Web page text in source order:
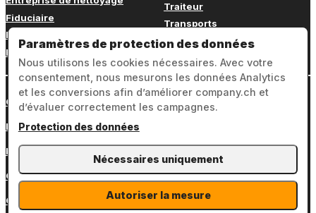
Fiduciaire
Fitness
Formation continue
Traiteur
Transports
Vétérinaire
Connexion
Mentions légales
Protection des données
CGV
Contact
Paramètres de protection des données
Nous utilisons les cookies nécessaires. Avec votre
consentement, nous mesurons les données Analytics
et les conversions afin d’améliorer company.ch et
d’évaluer correctement les campagnes.
Protection des données
Nécessaires uniquement
Autoriser la mesure